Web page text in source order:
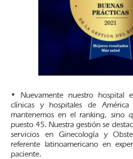
• Nuevamente nuestro hospital
clínicas y hospitales de
mantenemos en el ranking, sino
puesto 45. Nuestra gestión se
servicios en Ginecología y
referente latinoamericano en
paciente.